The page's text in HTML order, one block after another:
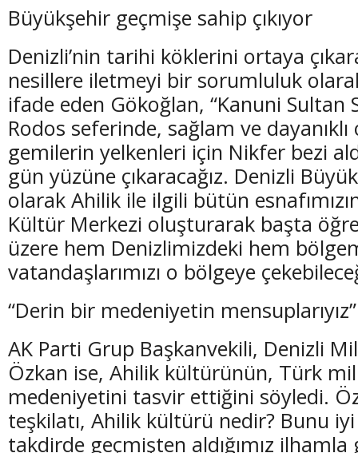
Büyükşehir geçmişe sahip çıkıyor
Denizli’nin tarihi köklerini ortaya
nesillere iletmeyi bir sorumluluk
ifade eden Gökoğlan, “Kanuni Sultan
Rodos seferinde, sağlam ve
gemilerin yelkenleri için Nikfer bezi
gün yüzüne çıkaracağız. Denizli
olarak Ahilik ile ilgili bütün
Kültür Merkezi oluşturarak başta
üzere hem Denizlimizdeki hem
vatandaşlarımızı o bölgeye
“Derin bir medeniyetin mensuplarıyız”
AK Parti Grup Başkanvekili, Denizli
Özkan ise, Ahilik kültürünün, Türk
medeniyetini tasvir ettiğini söyledi.
teşkilatı, Ahilik kültürü nedir? Bunu iyi
takdirde geçmişten aldığımız ilhamla